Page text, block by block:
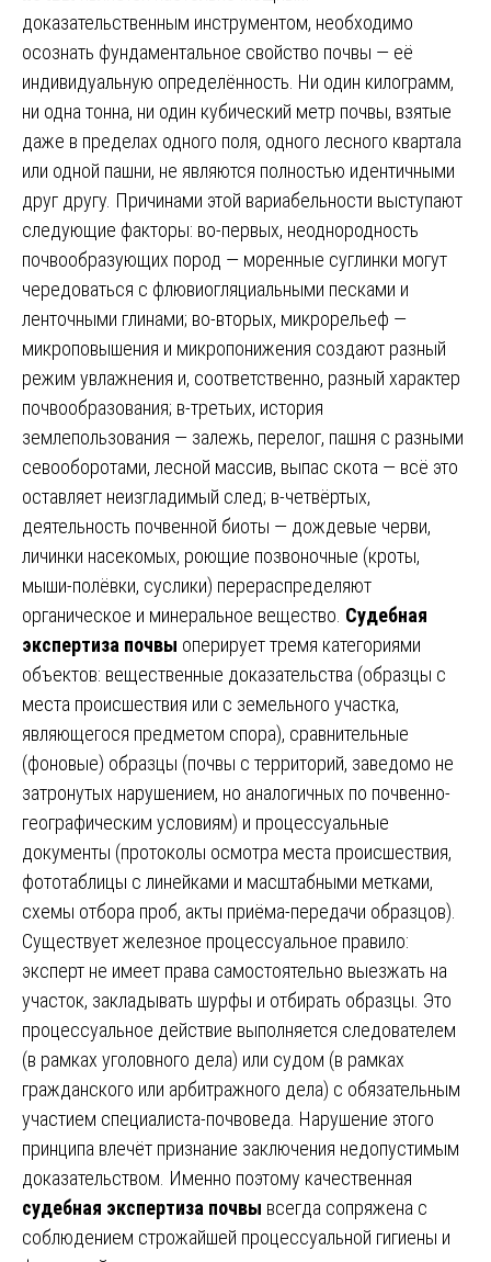
доказательственным инструментом, необходимо
осознать фундаментальное свойство почвы — её
индивидуальную определённость. Ни один килограмм,
ни одна тонна, ни один кубический метр почвы, взятые
даже в пределах одного поля, одного лесного квартала
или одной пашни, не являются полностью идентичными
друг другу. Причинами этой вариабельности выступают
следующие факторы: во-первых, неоднородность
почвообразующих пород — моренные суглинки могут
чередоваться с флювиогляциальными песками и
ленточными глинами; во-вторых, микрорельеф —
микроповышения и микропонижения создают разный
режим увлажнения и, соответственно, разный характер
почвообразования; в-третьих, история
землепользования — залежь, перелог, пашня с разными
севооборотами, лесной массив, выпас скота — всё это
оставляет неизгладимый след; в-четвёртых,
деятельность почвенной биоты — дождевые черви,
личинки насекомых, роющие позвоночные (кроты,
мыши-полёвки, суслики) перераспределяют
органическое и минеральное вещество. Судебная
экспертиза почвы оперирует тремя категориями
объектов: вещественные доказательства (образцы с
места происшествия или с земельного участка,
являющегося предметом спора), сравнительные
(фоновые) образцы (почвы с территорий, заведомо не
затронутых нарушением, но аналогичных по почвенно-
географическим условиям) и процессуальные
документы (протоколы осмотра места происшествия,
фототаблицы с линейками и масштабными метками,
схемы отбора проб, акты приёма-передачи образцов).
Существует железное процессуальное правило:
эксперт не имеет права самостоятельно выезжать на
участок, закладывать шурфы и отбирать образцы. Это
процессуальное действие выполняется следователем
(в рамках уголовного дела) или судом (в рамках
гражданского или арбитражного дела) с обязательным
участием специалиста-почвоведа. Нарушение этого
принципа влечёт признание заключения недопустимым
доказательством. Именно поэтому качественная
судебная экспертиза почвы всегда сопряжена с
соблюдением строжайшей процессуальной гигиены и